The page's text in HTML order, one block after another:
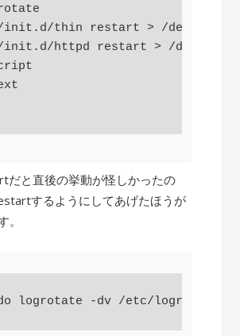
init.d/thin restart > /dev/null
httpd restart > /dev/null
だと直後の挙動が怪しかったの
するようにしてあげたほうが
。
logrotate -dv /etc/logrotate.d/